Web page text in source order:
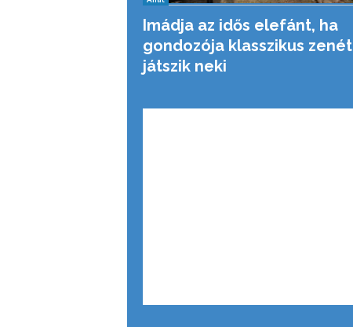
Imádja az idős elefánt, ha
gondozója klasszikus zenét
játszik neki